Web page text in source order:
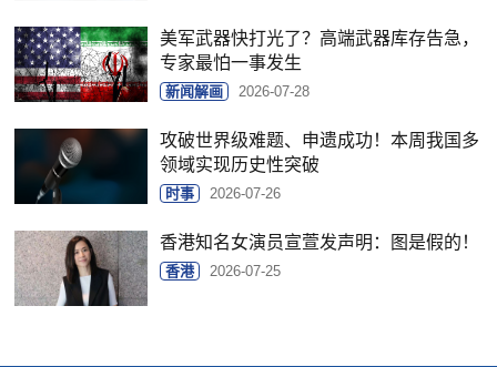
美军武器快打光了？高端武器库存告急，
专家最怕一事发生
新闻解画 2026-07-28
攻破世界级难题、申遗成功！本周我国多
领域实现历史性突破
时事 2026-07-26
香港知名女演员宣萱发声明：图是假的！
香港 2026-07-25